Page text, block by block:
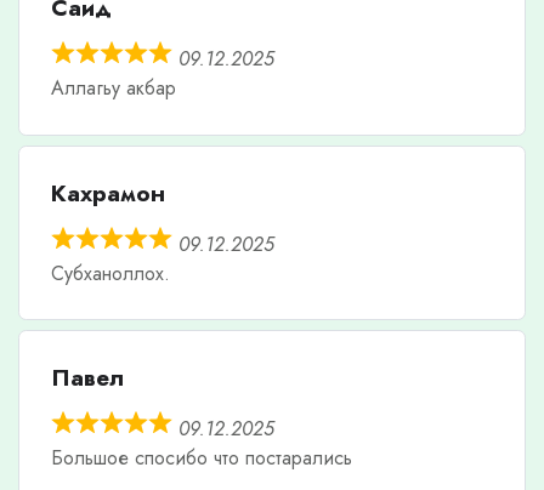
Саид
09.12.2025
Аллагьу акбар
Кахрамон
09.12.2025
Субханоллох.
Павел
09.12.2025
Большое спосибо что постарались